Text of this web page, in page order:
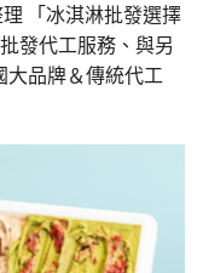
「冰淇淋批發選擇
發代工服務、與另
大品牌＆傳統代工